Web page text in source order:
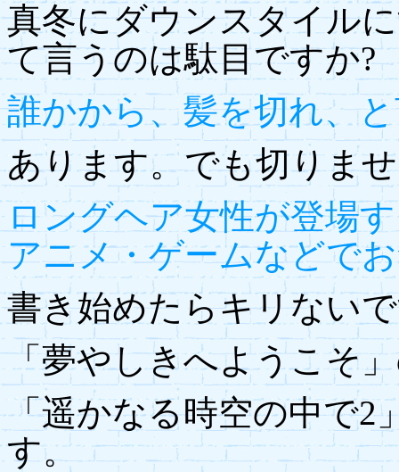
真冬にダウンスタイル
て言うのは駄目ですか?
誰かから、髪を切れ、
あります。でも切りま
ロングヘア女性が登場
アニメ・ゲームなどで
書き始めたらキリない
「夢やしきへようこそ
「遥かなる時空の中で2
す。